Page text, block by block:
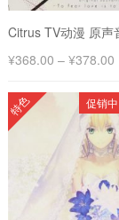
¥368.00 – ¥378.00
促销中
特色